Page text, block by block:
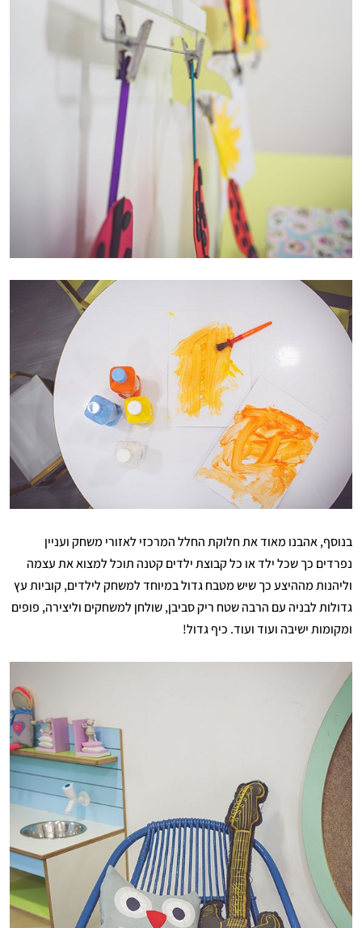
בנוסף, אהבנו מאוד את חלוקת החלל המרכזי לאזורי משחק ועניין
נפרדים כך שכל ילד או כל קבוצת ילדים קטנה תוכל למצוא את עצמה
וליהנות מההיצע כך שיש מטבח גדול במיוחד למשחק לילדים, קוביות עץ
גדולות לבניה עם הרבה שטח ריק סביבן, שולחן למשחקים וליצירה, פופים
ומקומות ישיבה ועוד ועוד. כיף גדול!